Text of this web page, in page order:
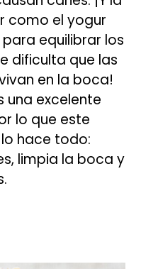
como el yogur
equilibrar los
dificulta que las
en la boca!
una excelente
lo que este
hace todo:
limpia la boca y